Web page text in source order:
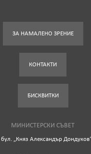
ЗА НАМАЛЕНО ЗРЕНИЕ
КОНТАКТИ
БИСКВИТКИ
МИНИСТЕРСКИ СЪВЕТ
„Княз Александър